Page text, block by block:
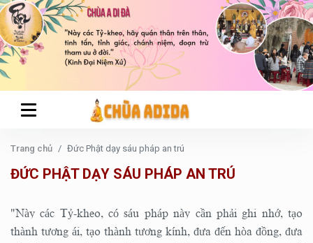
Trang chủ Đức Phật dạy sáu pháp an trú
ĐỨC PHẬT DẠY SÁU PHÁP AN TRÚ
"Này các Tỷ-kheo, có sáu pháp này cần phải ghi nhớ, tạo
thành tương ái, tạo thành tương kính, đưa đến hòa đồng, đưa